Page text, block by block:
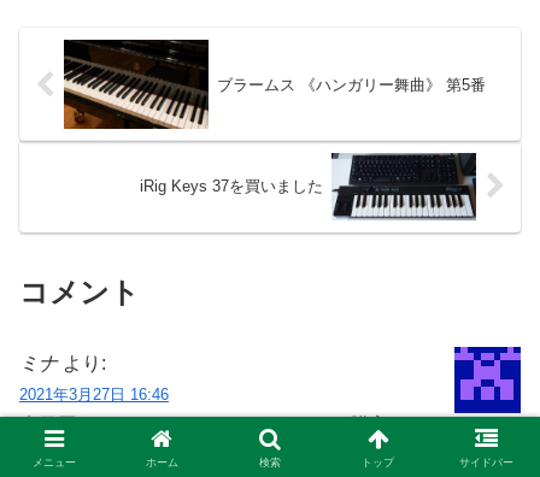
ブラームス 《ハンガリー舞曲》 第5番
iRig Keys 37を買いました
コメント
ミナ より:
2021年3月27日 16:46
先日同じくaudiobox itwoをヤフオクで購入しまし
た。
メニュー ホーム 検索 トップ サイドバー